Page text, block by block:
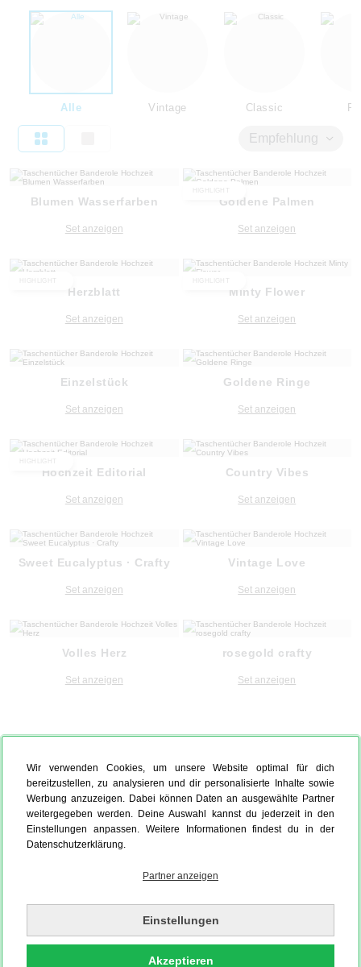
Wir verwenden Cookies, um unsere Website optimal für dich
bereitzustellen, zu analysieren und dir personalisierte Inhalte sowie
Werbung anzuzeigen. Dabei können Daten an ausgewählte Partner
weitergegeben werden. Deine Auswahl kannst du jederzeit in den
Einstellungen anpassen. Weitere Informationen findest du in der
Datenschutzerklärung.
Partner anzeigen
Einstellungen
Akzeptieren
Alle Vintage Classic
Empfehlung
Blumen Wasserfarben
Set anzeigen
Goldene Palmen
Set anzeigen
Herzblatt
Set anzeigen
Minty Flower
Set anzeigen
Einzelstück
Set anzeigen
Goldene Ringe
Set anzeigen
Hochzeit Editorial
Set anzeigen
Country Vibes
Set anzeigen
Sweet Eucalyptus · Crafty
Set anzeigen
Vintage Love
Set anzeigen
Volles Herz
Set anzeigen
rosegold crafty
Set anzeigen